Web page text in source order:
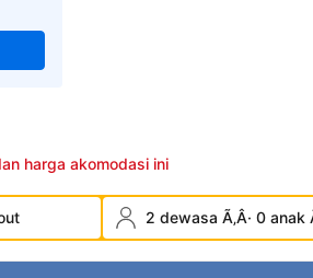
harga akomodasi ini
2 dewasa Ã‚Â· 0 anak